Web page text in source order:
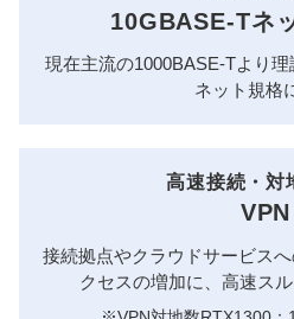
10GBASE-Tネ
現在主流の1000BASE-Tより
ネット規格
高速接続・対
VPN
接続拠点やクラウドサービス
クセスの増加に、高速ス